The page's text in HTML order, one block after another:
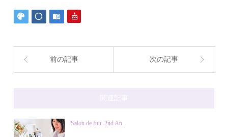
前の記事 次の記事
Salon de fuu. 2nd An...